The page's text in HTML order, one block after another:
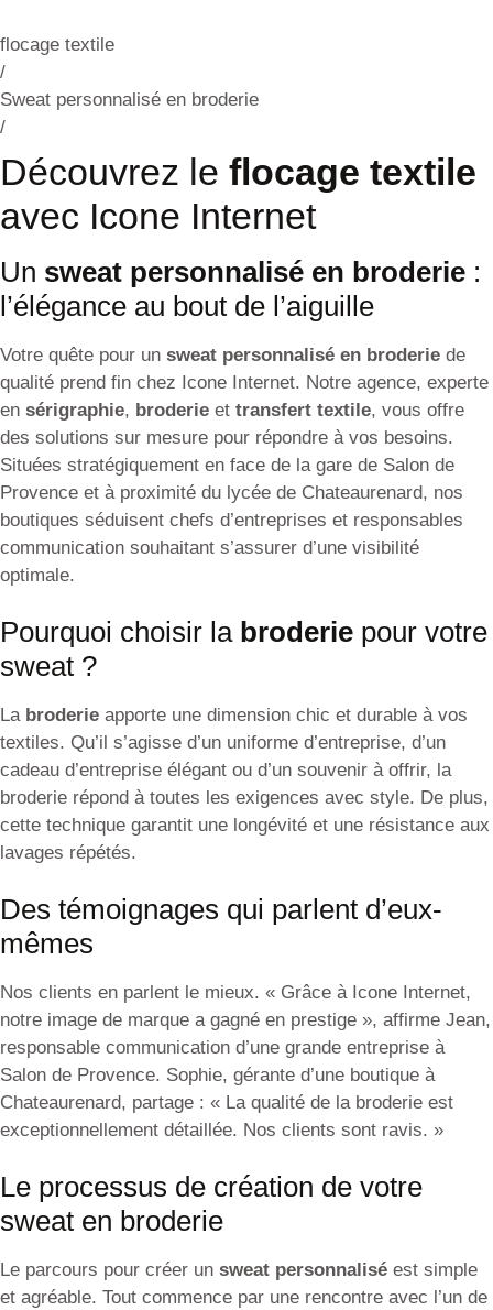
flocage textile
/
Sweat personnalisé en broderie
/
Découvrez le flocage textile
avec Icone Internet
Un sweat personnalisé en broderie :
l’élégance au bout de l’aiguille
Votre quête pour un sweat personnalisé en broderie de
qualité prend fin chez Icone Internet. Notre agence, experte
en sérigraphie, broderie et transfert textile, vous offre
des solutions sur mesure pour répondre à vos besoins.
Situées stratégiquement en face de la gare de Salon de
Provence et à proximité du lycée de Chateaurenard, nos
boutiques séduisent chefs d’entreprises et responsables
communication souhaitant s’assurer d’une visibilité
optimale.
Pourquoi choisir la broderie pour votre
sweat ?
La broderie apporte une dimension chic et durable à vos
textiles. Qu’il s’agisse d’un uniforme d’entreprise, d’un
cadeau d’entreprise élégant ou d’un souvenir à offrir, la
broderie répond à toutes les exigences avec style. De plus,
cette technique garantit une longévité et une résistance aux
lavages répétés.
Des témoignages qui parlent d’eux-
mêmes
Nos clients en parlent le mieux. « Grâce à Icone Internet,
notre image de marque a gagné en prestige », affirme Jean,
responsable communication d’une grande entreprise à
Salon de Provence. Sophie, gérante d’une boutique à
Chateaurenard, partage : « La qualité de la broderie est
exceptionnellement détaillée. Nos clients sont ravis. »
Le processus de création de votre
sweat en broderie
Le parcours pour créer un sweat personnalisé est simple
et agréable. Tout commence par une rencontre avec l’un de